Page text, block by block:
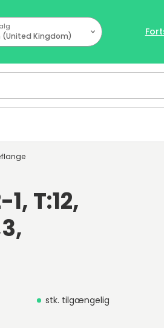
(United Kingdom)
T:12,
stk. tilgængelig